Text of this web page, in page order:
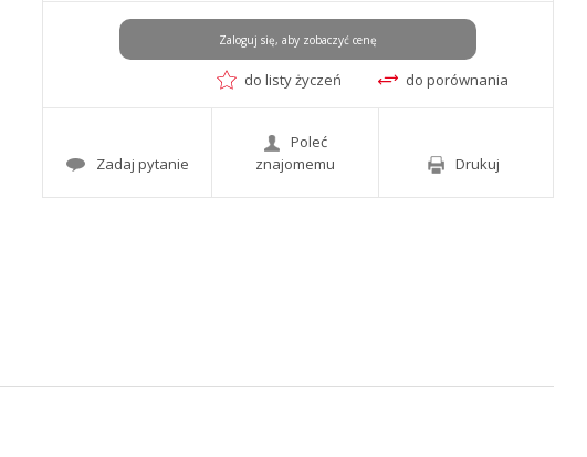
Zaloguj się, aby zobaczyć cenę
do listy życzeń do porównania
Zadaj pytanie
Poleć
znajomemu
Drukuj